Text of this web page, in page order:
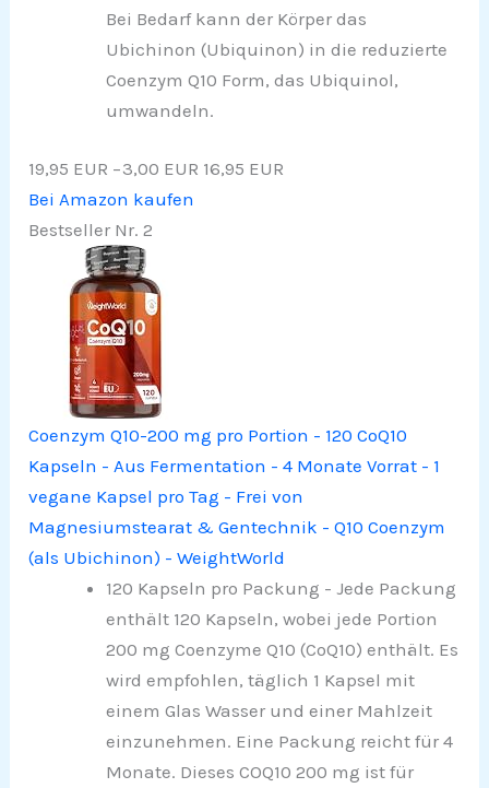
Bei Bedarf kann der Körper das
Ubichinon (Ubiquinon) in die reduzierte
Coenzym Q10 Form, das Ubiquinol,
umwandeln.
19,95 EUR −3,00 EUR 16,95 EUR
Bei Amazon kaufen
Bestseller Nr. 2
Coenzym Q10-200 mg pro Portion - 120 CoQ10
Kapseln - Aus Fermentation - 4 Monate Vorrat - 1
vegane Kapsel pro Tag - Frei von
Magnesiumstearat & Gentechnik - Q10 Coenzym
(als Ubichinon) - WeightWorld
120 Kapseln pro Packung - Jede Packung
enthält 120 Kapseln, wobei jede Portion
200 mg Coenzyme Q10 (CoQ10) enthält. Es
wird empfohlen, täglich 1 Kapsel mit
einem Glas Wasser und einer Mahlzeit
einzunehmen. Eine Packung reicht für 4
Monate. Dieses COQ10 200 mg ist für